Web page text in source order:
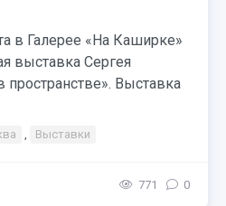
в Галерее «На Каширке»
выставка Сергея
Выставка
, Выставки
771 0